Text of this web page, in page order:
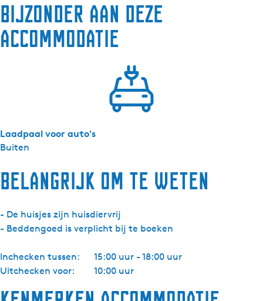
Bijzonder aan deze
accommodatie
Buiten
Laadpaal voor auto's
Belangrijk om te weten
- De huisjes zijn huisdiervrij
- Beddengoed is verplicht bij te boeken
Inchecken tussen:
15:00 uur - 18:00 uur
Uitchecken voor:
10:00 uur
e
v
e
-
t
h
u
s
j
2